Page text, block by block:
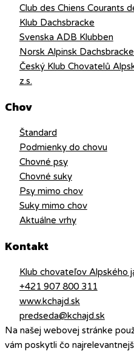
Club des Chiens Courants
Klub Dachsbracke
Svenska ADB Klubben
Norsk Alpinsk
Český Klub Chovatelů
z.s.
Chov
Štandard
Podmienky do chovu
Chovné psy
Chovné suky
Psy mimo chov
Suky mimo chov
Aktuálne vrhy
Kontakt
Klub chovateľov Alpského
+421 907 800 311
www.kchajd.sk
predseda@kchajd.sk
Na našej webovej stránke
vám poskytli čo